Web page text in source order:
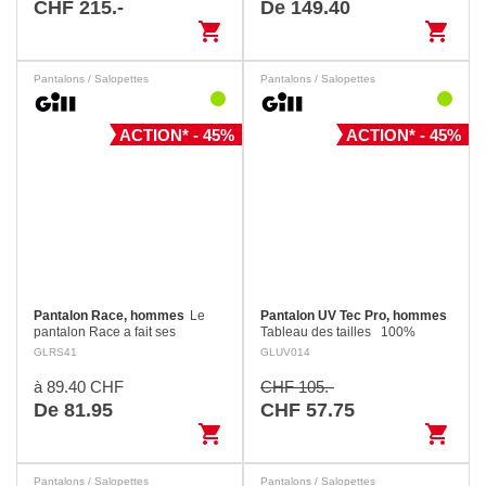
première…
CHF 215.-
shopping_cart
l’abrasion. La…
De 149.40
shopping_cart
Pantalons / Salopettes
ACTION* - 45%
Pantalon Race, hommes Le
pantalon Race a fait ses
preuves en compétition.
slim. Disponible en deux
couleurs, bleu foncé et gris clair,
…
GLRS41
à 89.40 CHF
De 81.95
shopping_cart
Pantalons / Salopettes
ACTION* - 45%
Pantalon UV Tec Pro, hommes
Tableau des tailles 100%
Nylon Le modèle amélioré du
fois fonctionnel et confortable. Il
se caractérise par un…
GLUV014
CHF 105.-
CHF 57.75
shopping_cart
Pantalons / Salopettes Pantalons / Salopettes